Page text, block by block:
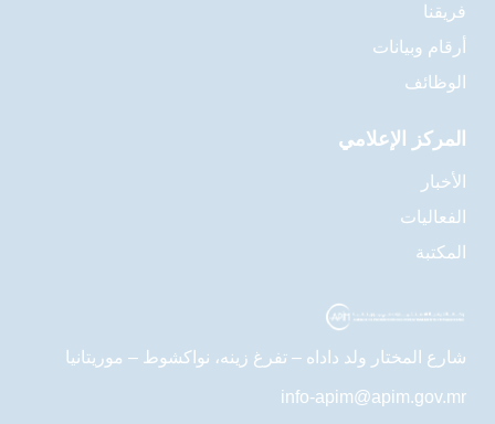
فريقنا
أرقام وبيانات
الوظائف
المركز الإعلامي
الأخبار
الفعاليات
المكتبة
شارع المختار ولد داداه – تفرغ زينه، نواكشوط – موريتانيا
info-apim@apim.gov.mr